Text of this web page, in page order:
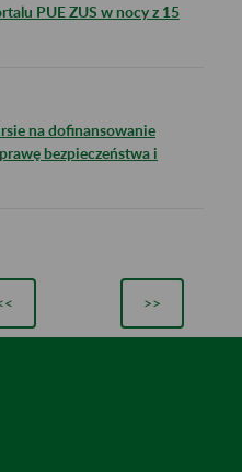
PUE ZUS w nocy z 15
na dofinansowanie
bezpieczeństwa i
>>